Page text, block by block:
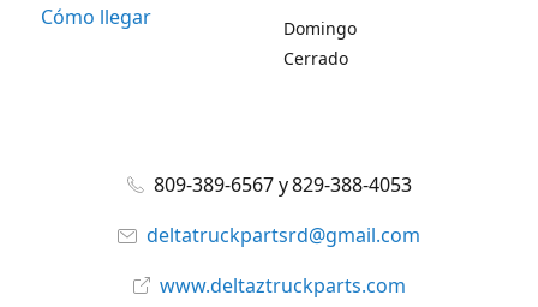
Cómo llegar
Domingo
Cerrado
809-389-6567 y 829-388-4053
deltatruckpartsrd@gmail.com
www.deltaztruckparts.com